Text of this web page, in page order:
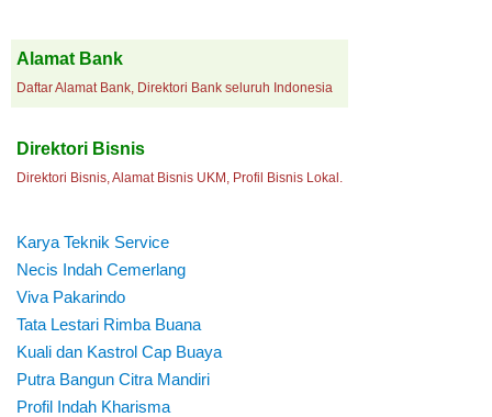
Alamat Bank
Daftar Alamat Bank, Direktori Bank seluruh Indonesia
Direktori Bisnis
Direktori Bisnis, Alamat Bisnis UKM, Profil Bisnis Lokal.
Karya Teknik Service
Necis Indah Cemerlang
Viva Pakarindo
Tata Lestari Rimba Buana
Kuali dan Kastrol Cap Buaya
Putra Bangun Citra Mandiri
Profil Indah Kharisma